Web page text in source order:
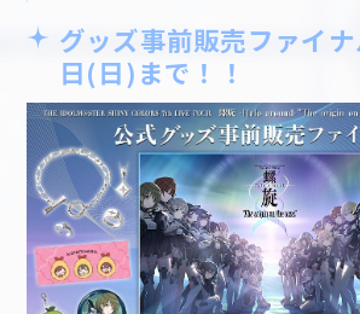
グッズ事前販売ファイ
日(日)まで！！